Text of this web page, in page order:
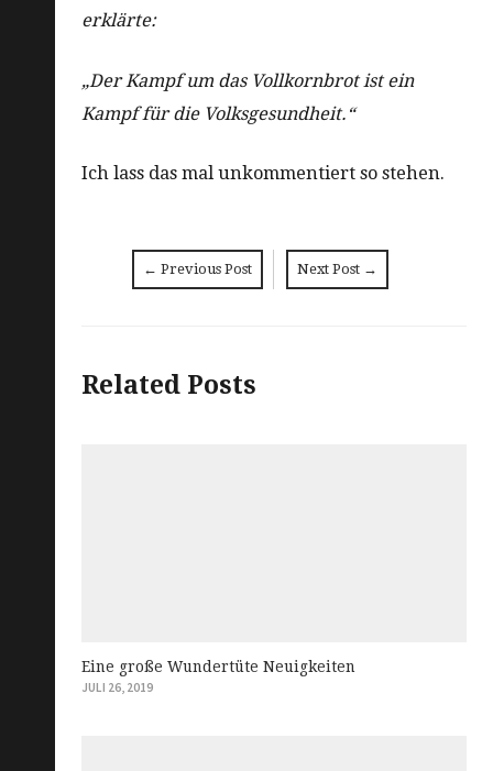
erklärte:
„Der Kampf um das Vollkornbrot ist ein
Kampf für die Volksgesundheit.“
Ich lass das mal unkommentiert so stehen.
Post
navigation
← Previous Post Next Post →
Related Posts
Eine große Wundertüte Neuigkeiten
JULI 26, 2019